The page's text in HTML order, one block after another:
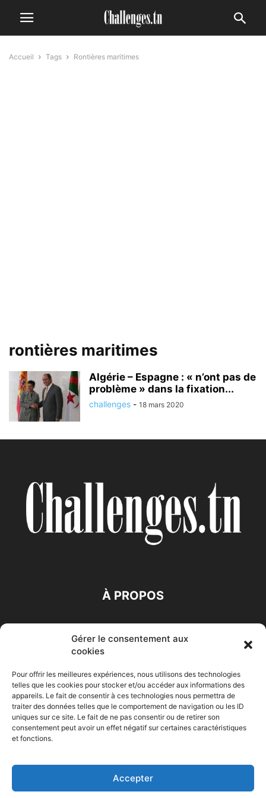
Gérer le consentement aux
cookies
Pour offrir les meilleures expériences, nous utilisons des technologies
telles que les cookies pour stocker et/ou accéder aux informations des
appareils. Le fait de consentir à ces technologies nous permettra de
traiter des données telles que le comportement de navigation ou les ID
uniques sur ce site. Le fait de ne pas consentir ou de retirer son
consentement peut avoir un effet négatif sur certaines caractéristiques
et fonctions.
Accepter
Accueil Tags Rontières maritimes
rontières maritimes
Algérie – Espagne : « n’ont pas de
problème » dans la fixation...
challenges - 18 mars 2020
À PROPOS
Accueil Economie Entreprises Entrepreneur
Maghreb
© Challenges.tn By AAKOM.DIGITAL